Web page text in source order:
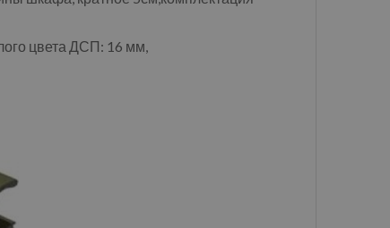
цвета ДСП: 16 мм,